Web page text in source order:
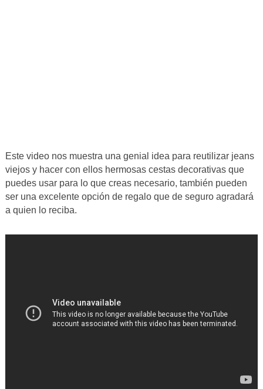
Este video nos muestra una genial idea para reutilizar jeans
viejos y hacer con ellos hermosas cestas decorativas que
puedes usar para lo que creas necesario, también pueden
ser una excelente opción de regalo que de seguro agradará
a quien lo reciba.